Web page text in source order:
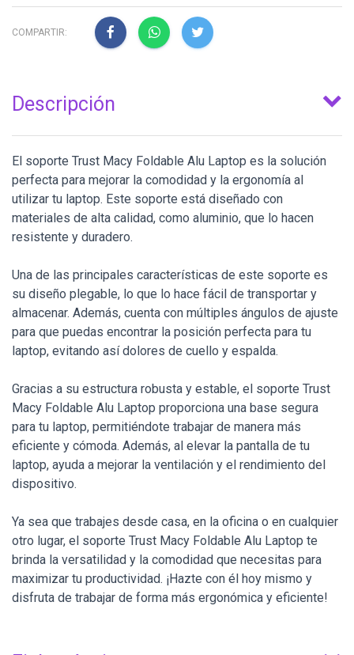
COMPARTIR:
Descripción
El soporte Trust Macy Foldable Alu Laptop es la solución
perfecta para mejorar la comodidad y la ergonomía al
utilizar tu laptop. Este soporte está diseñado con
materiales de alta calidad, como aluminio, que lo hacen
resistente y duradero.
Una de las principales características de este soporte es
su diseño plegable, lo que lo hace fácil de transportar y
almacenar. Además, cuenta con múltiples ángulos de ajuste
para que puedas encontrar la posición perfecta para tu
laptop, evitando así dolores de cuello y espalda.
Gracias a su estructura robusta y estable, el soporte Trust
Macy Foldable Alu Laptop proporciona una base segura
para tu laptop, permitiéndote trabajar de manera más
eficiente y cómoda. Además, al elevar la pantalla de tu
laptop, ayuda a mejorar la ventilación y el rendimiento del
dispositivo.
Ya sea que trabajes desde casa, en la oficina o en cualquier
otro lugar, el soporte Trust Macy Foldable Alu Laptop te
brinda la versatilidad y la comodidad que necesitas para
maximizar tu productividad. ¡Hazte con él hoy mismo y
disfruta de trabajar de forma más ergonómica y eficiente!